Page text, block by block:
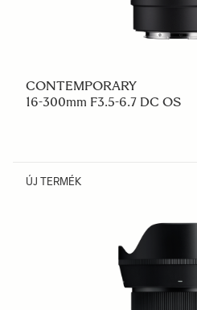
CONTEMPORARY
16-300mm F3.5-6.7 DC OS